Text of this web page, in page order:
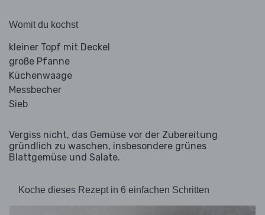
Womit du kochst
kleiner Topf mit Deckel
große Pfanne
Küchenwaage
Messbecher
Sieb
Vergiss nicht, das Gemüse vor der Zubereitung
gründlich zu waschen, insbesondere grünes
Blattgemüse und Salate.
Koche dieses Rezept in 6 einfachen Schritten